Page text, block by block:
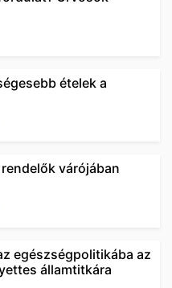
ételek a
várójában
egészségpolitikába az
államtitkára